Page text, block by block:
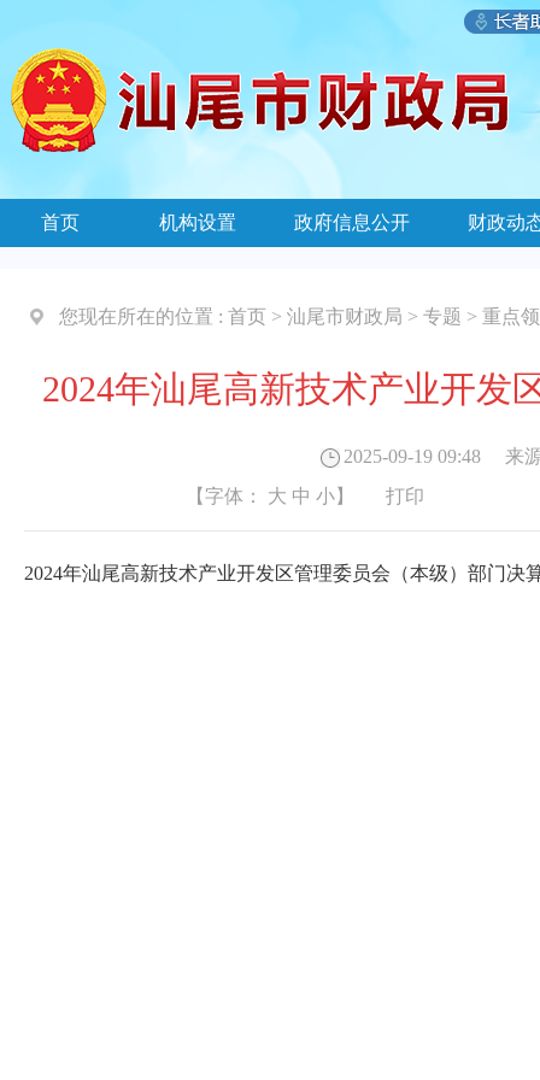
首页 机构设置 政府信息公开 财政动
您现在所在的位置 : 首页 > 汕尾市财政局 > 专题 > 重点
2024年汕尾高新技术产业开发
2025-09-19 09:48 来
【字体： 大 中 小】 打印
2024年汕尾高新技术产业开发区管理委员会（本级）部门决